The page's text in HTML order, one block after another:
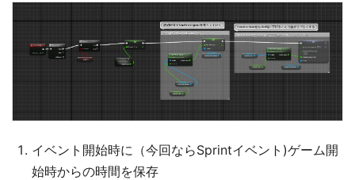
イベント開始時に（今回ならSprintイベント)ゲーム開
始時からの時間を保存